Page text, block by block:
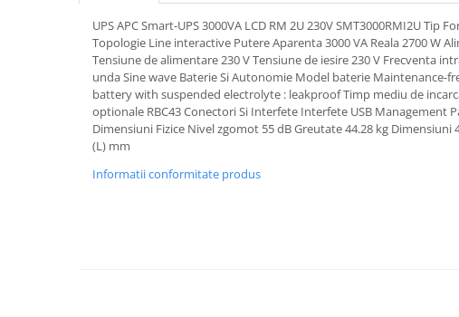
Pachete complete stocare energie
Sisteme de Stocare Comerciale
Sisteme fotovoltaice complete
Sisteme fotovoltaice de putere
mica (rulota/caravan/case de
Sisteme fotovoltaice profesionale
UPS APC Smart-UPS 3000VA LCD RM 2U 230V SMT3000RMI2U Tip
Topologie Line interactive Putere Aparenta 3000 VA Reala 2700 W
Tensiune de alimentare 230 V Tensiune de iesire 230 V Frecventa
unda Sine wave Baterie Si Autonomie Model baterie Maintenance-
battery with suspended electrolyte : leakproof Timp mediu de
optionale RBC43 Conectori Si Interfete Interfete USB Management
Dimensiuni Fizice Nivel zgomot 55 dB Greutate 44.28 kg Dimensiuni
(L) mm
Informatii conformitate produs